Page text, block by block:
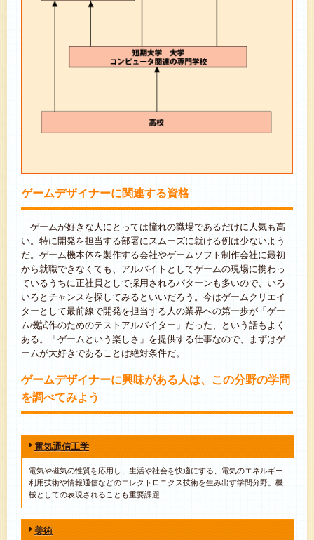
ゲームデザイナーに関連する資格
ゲームが好きな人にとっては憧れの職場であるだけに人気も高
い。特に開発を担当する部署にスムーズに就ける例は少ないよう
だ。ゲーム機本体を製作する会社やゲームソフト制作会社に最初
から就職できなくても、アルバイトとしてゲームの現場に携わっ
ているうちに正社員として採用されるパターンも多いので、いろ
いろとチャンスを探してみるといいだろう。今はゲームクリエイ
ターとして最前線で開発を担当する人の業界への第一歩が「ゲー
ム機試作のためのテストアルバイター」だった、という話もよく
ある。「ゲームという楽しさ」を提供する仕事なので、まずはゲ
ームが大好きであることは絶対条件だ。
ゲームデザイナーに興味がある人は、この分野の学問
を調べてみよう
電気通信工学
電気や磁気の性質を応用し、生活や社会を快適にする、電気のエネルギー
利用技術や情報通信などのエレクトロニクス技術を生み出す学問分野。機
械としての表現されることも重要課題
美術